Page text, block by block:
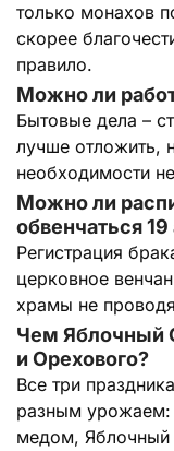
только монахов
скорее
правило.
Можно ли
Бытовые дела –
лучше отложить,
необходимости
Можно ли
обвенчаться 19
Регистрация
церковное
храмы не
Чем Яблочный
и Орехового?
Все три
разным урожаем:
медом, Яблочный